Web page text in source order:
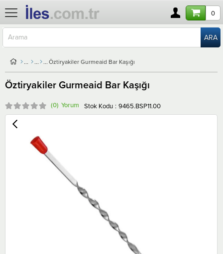
0
Öztiryakiler Gurmeaid Bar Kaşığı
Öztiryakiler Gurmeaid Bar Kaşığı
(0) Stok Kodu 9465.BSP11.00